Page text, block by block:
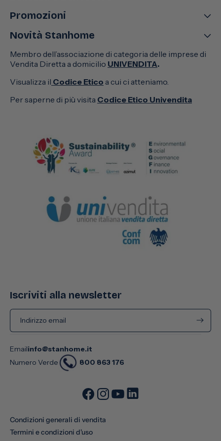
Promozioni
Novità Stanhome
Membro dell’associazione di categoria delle imprese di
Vendita Diretta a domicilio UNIVENDITA.
Visualizza il Codice Etico a cui ci atteniamo.
Per saperne di più visita Codice Etico Univendita
Iscriviti alla newsletter
Indirizzo email
Emailinfo@stanhome.it
Numero Verde
800 863 176
Condizioni generali di vendita
Termini e condizioni d'uso